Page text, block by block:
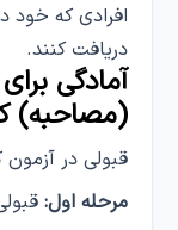
افرادی که خود
دریافت کنند.
آمادگی
(مصاحبه)
قبولی در
مرحله اول: